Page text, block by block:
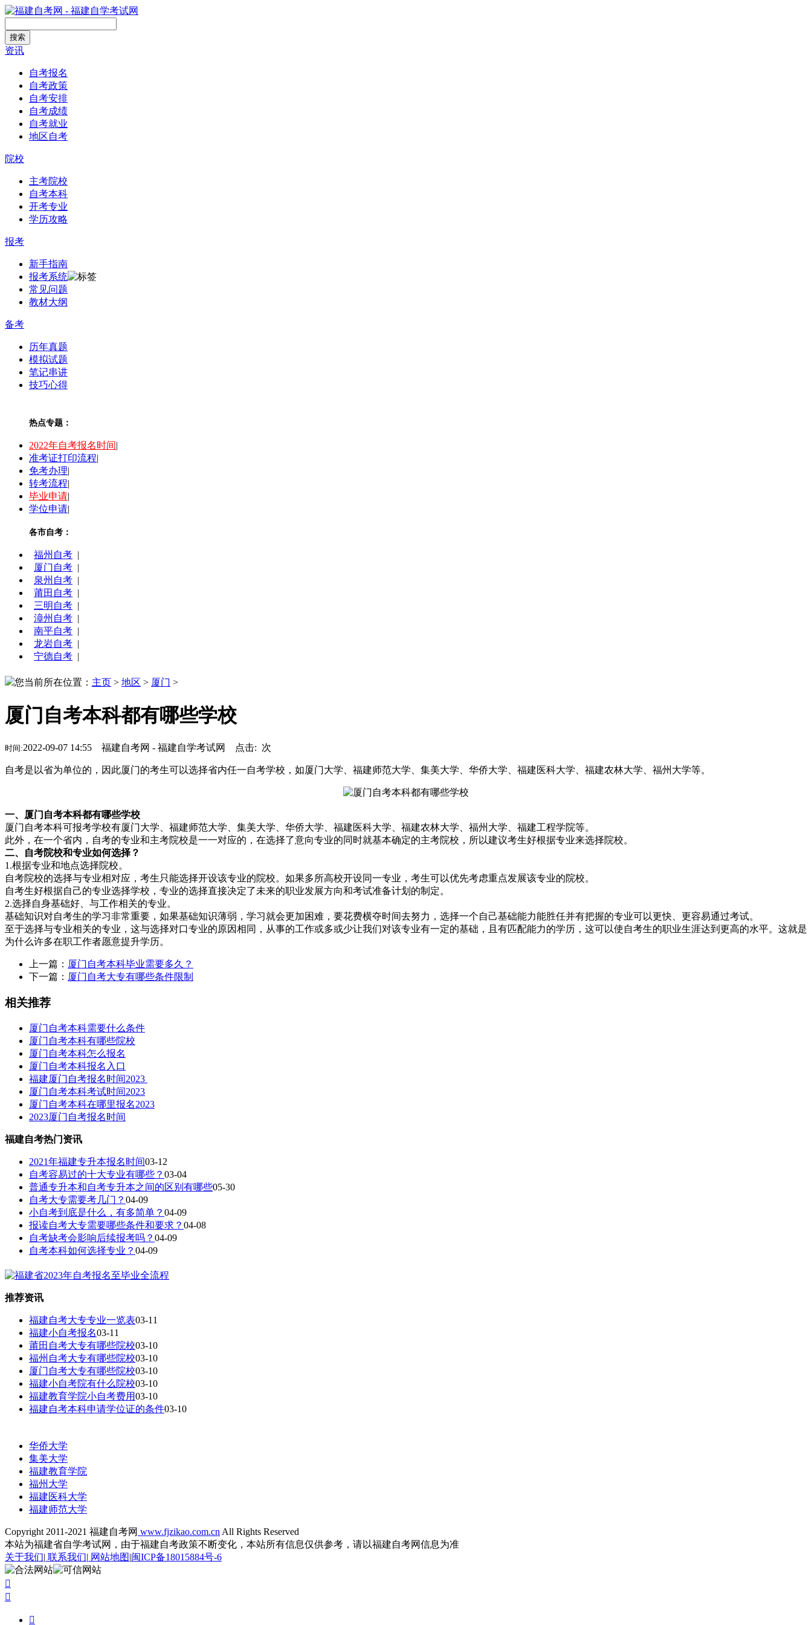
搜索
资讯
自考报名
自考政策
自考安排
自考成绩
自考就业
地区自考
院校
主考院校
自考本科
开考专业
学历攻略
报考
新手指南
报考系统
常见问题
教材大纲
备考
历年真题
模拟试题
笔记串讲
技巧心得
热点专题：
2022年自考报名时间|
准考证打印流程|
免考办理|
转考流程|
毕业申请|
学位申请|
各市自考：
福州自考 |
厦门自考 |
泉州自考 |
莆田自考 |
三明自考 |
漳州自考 |
南平自考 |
龙岩自考 |
宁德自考 |
您当前所在位置： 主页 > 地区 > 厦门 >
厦门自考本科都有哪些学校
时间:2022-09-07 14:55 福建自考网 - 福建自学考试网 点击: 次
自考是以省为单位的，因此厦门的考生可以选择省内任一自考学校，如厦门大学、福建师范大学、集美大学、华侨大学、福建医科大学、福建农林大学、福州大学等。
一、厦门自考本科都有哪些学校
厦门自考本科可报考学校有厦门大学、福建师范大学、集美大学、华侨大学、福建医科大学、福建农林大学、福州大学、福建工程学院等。
此外，在一个省内，自考的专业和主考院校是一一对应的，在选择了意向专业的同时就基本确定的主考院校，所以建议考生好根据专业来选择院校。
二、自考院校和专业如何选择？
1.根据专业和地点选择院校。
自考院校的选择与专业相对应，考生只能选择开设该专业的院校。如果多所高校开设同一专业，考生可以优先考虑重点发展该专业的院校。
自考生好根据自己的专业选择学校，专业的选择直接决定了未来的职业发展方向和考试准备计划的制定。
2.选择自身基础好、与工作相关的专业。
基础知识对自考生的学习非常重要，如果基础知识薄弱，学习就会更加困难，要花费横夺时间去努力，选择一个自己基础能力能胜任并有把握的专业可以更快、更容易通过考试。
至于选择与专业相关的专业，这与选择对口专业的原因相同，从事的工作或多或少让我们对该专业有一定的基础，且有匹配能力的学历，这可以使自考生的职业生涯达到更高的水平。这就是
为什么许多在职工作者愿意提升学历。
上一篇： 厦门自考本科毕业需要多久？
下一篇： 厦门自考大专有哪些条件限制
相关推荐
厦门自考本科需要什么条件
厦门自考本科有哪些院校
厦门自考本科怎么报名
厦门自考本科报名入口
福建厦门自考报名时间2023
厦门自考本科考试时间2023
厦门自考本科在哪里报名2023
2023厦门自考报名时间
福建自考热门资讯
2021年福建专升本报名时间03-12
自考容易过的十大专业有哪些？ 03-04
普通专升本和自考专升本之间的区别有哪些05-30
自考大专需要考几门？ 04-09
小自考到底是什么，有多简单？ 04-09
报读自考大专需要哪些条件和要求？ 04-08
自考缺考会影响后续报考吗？ 04-09
自考本科如何选择专业？ 04-09
推荐资讯
福建自考大专专业一览表03-11
福建小自考报名03-11
莆田自考大专有哪些院校03-10
福州自考大专有哪些院校03-10
厦门自考大专有哪些院校03-10
福建小自考院有什么院校03-10
福建教育学院小自考费用03-10
福建自考本科申请学位证的条件03-10
华侨大学
集美大学
福建教育学院
福州大学
福建医科大学
福建师范大学
Copyright 2011-2021 福建自考网 www.fjzikao.com.cn All Rights Reserved
本站为福建省自学考试网，由于福建自考政策不断变化，本站所有信息仅供参考，请以福建自考网信息为准
关于我们| 联系我们| 网站地图|闽ICP备18015884号-6


